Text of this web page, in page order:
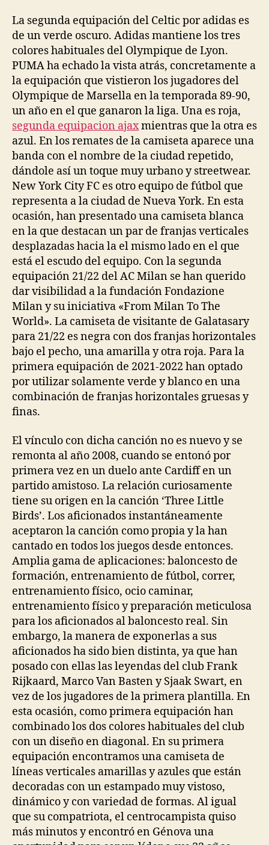
La segunda equipación del Celtic por adidas es
de un verde oscuro. Adidas mantiene los tres
colores habituales del Olympique de Lyon.
PUMA ha echado la vista atrás, concretamente a
la equipación que vistieron los jugadores del
Olympique de Marsella en la temporada 89-90,
un año en el que ganaron la liga. Una es roja,
segunda equipacion ajaxmientras que la otra es
azul. En los remates de la camiseta aparece una
banda con el nombre de la ciudad repetido,
dándole así un toque muy urbano y streetwear.
New York City FC es otro equipo de fútbol que
representa a la ciudad de Nueva York. En esta
ocasión, han presentado una camiseta blanca
en la que destacan un par de franjas verticales
desplazadas hacia la el mismo lado en el que
está el escudo del equipo. Con la segunda
equipación 21/22 del AC Milan se han querido
dar visibilidad a la fundación Fondazione
Milan y su iniciativa «From Milan To The
World». La camiseta de visitante de Galatasary
para 21/22 es negra con dos franjas horizontales
bajo el pecho, una amarilla y otra roja. Para la
primera equipación de 2021-2022 han optado
por utilizar solamente verde y blanco en una
combinación de franjas horizontales gruesas y
finas.
El vínculo con dicha canción no es nuevo y se
remonta al año 2008, cuando se entonó por
primera vez en un duelo ante Cardiff en un
partido amistoso. La relación curiosamente
tiene su origen en la canción ‘Three Little
Birds’. Los aficionados instantáneamente
aceptaron la canción como propia y la han
cantado en todos los juegos desde entonces.
Amplia gama de aplicaciones: baloncesto de
formación, entrenamiento de fútbol, correr,
entrenamiento físico, ocio caminar,
entrenamiento físico y preparación meticulosa
para los aficionados al baloncesto real. Sin
embargo, la manera de exponerlas a sus
aficionados ha sido bien distinta, ya que han
posado con ellas las leyendas del club Frank
Rijkaard, Marco Van Basten y Sjaak Swart, en
vez de los jugadores de la primera plantilla. En
esta ocasión, como primera equipación han
combinado los dos colores habituales del club
con un diseño en diagonal. En su primera
equipación encontramos una camiseta de
líneas verticales amarillas y azules que están
decoradas con un estampado muy vistoso,
dinámico y con variedad de formas. Al igual
que su compatriota, el centrocampista quiso
más minutos y encontró en Génova una